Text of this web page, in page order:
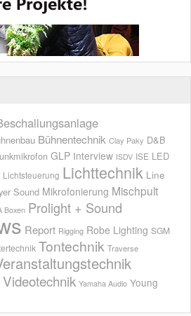
Bühnentechnik Clay Paky D&B
GLP Interview ISDV ISE LED
Lichtsteuerung Lichttechnik Line
Sound Mikrofonierung Mischpult
Boxen Prolight + Sound
Report Rigging Robe Lighting SGM
Tontechnik Traverse
Videotechnik Yamaha Audio Young